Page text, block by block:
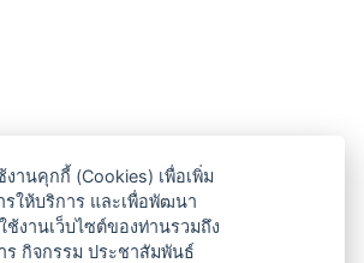
งานคุกกี้ (Cookies) เพื่อเพิ่ม
ให้บริการ และเพื่อพัฒนา
งานเว็บไซต์ของท่านรวมถึง
ร กิจกรรม ประชาสัมพันธ์